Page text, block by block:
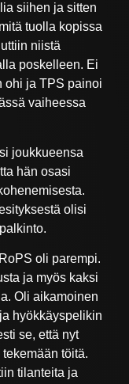
siihen ja sitten
tuolla kopissa
niistä
poskelleen. Ei
ohi ja TPS painoi
vaiheessa
joukkueensa
hän osasi
olisi
oli parempi.
ja myös kaksi
Oli aikamoinen
hyökkäyspelikin
se, että nyt
töitä.
tilanteita ja